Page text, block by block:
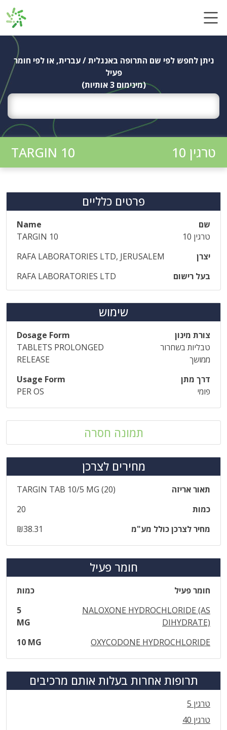
ניתן לחפש לפי שם התרופה באנגלית / עברית, או לפי חומר
פעיל
(מינימום 3 אותיות)
טרגין 10 TARGIN 10
פרטים כלליים
שם
Name
טרגין 10
TARGIN 10
יצרן
RAFA LABORATORIES LTD, JERUSALEM
בעל רישום
RAFA LABORATORIES LTD
שימוש
צורת מינון
Dosage Form
טבליות בשחרור
ממושך
TABLETS PROLONGED
RELEASE
דרך מתן
Usage Form
פומי
PER OS
תמונה חסרה
מחירים לצרכן
תאור אריזה
‎TARGIN‎ ‎TAB‎ ‎10‎/‎5‎ ‎MG‎ ‎(‎20‎)
כמות
20
מחיר לצרכן כולל מע"מ
₪38.31
חומר פעיל
חומר פעיל
כמות
NALOXONE HYDROCHLORIDE (AS
DIHYDRATE)
5
MG
OXYCODONE HYDROCHLORIDE
10 MG
תרופות אחרות בעלות אותם מרכיבים
טרגין 5
טרגין 40